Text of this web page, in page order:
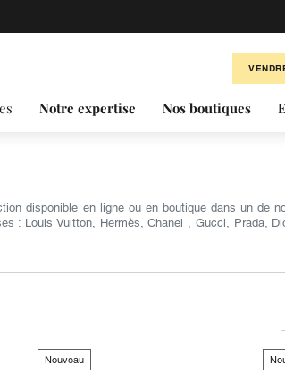
Notre expertise Nos boutiques
disponible en ligne ou en boutique dans un de
: Louis Vuitton, Hermès, Chanel , Gucci, Prada,
Nouveau